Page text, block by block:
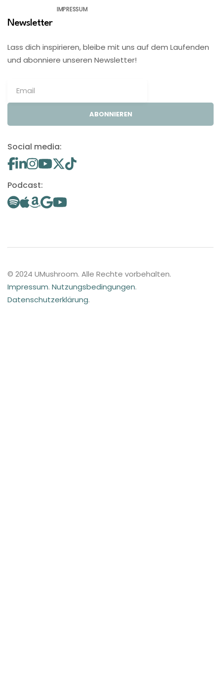
IMPRESSUM
Newsletter
Lass dich inspirieren, bleibe mit uns auf dem Laufenden
und abonniere unseren Newsletter!
ABONNIEREN
Social media:
Podcast:
© 2024 UMushroom. Alle Rechte vorbehalten.
Impressum. Nutzungsbedingungen.
Datenschutzerklärung.